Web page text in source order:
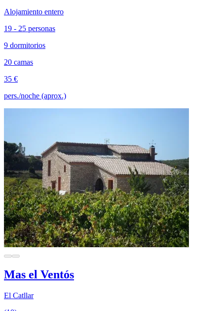
Alojamiento entero
19 - 25 personas
9 dormitorios
20 camas
35 €
pers./noche (aprox.)
Mas el Ventós
El Catllar